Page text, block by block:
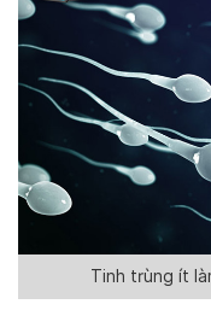
Tinh trùng ít